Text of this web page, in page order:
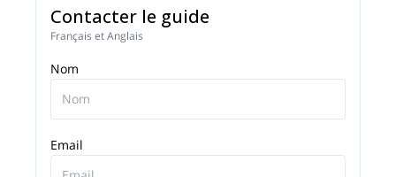
Je suis un ancien avocat, également patrouilleur à
ski spécialisé en nivologie et météorologie. Je
mon propre plaisir.
Contacter le guide
Français et Anglais
Nom
Email